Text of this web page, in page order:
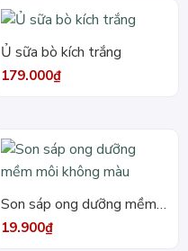
Ủ sữa bò kích trắng
179.000₫
Son sáp ong dưỡng mềm
môi không màu
19.900₫